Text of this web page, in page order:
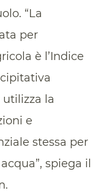
“La
per
è l’Indice
utilizza la
e
stessa per
spiega il